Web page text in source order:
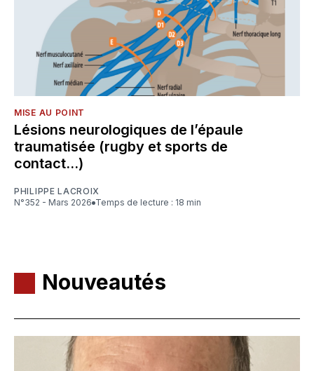
MISE AU POINT
Lésions neurologiques de l’épaule
traumatisée (rugby et sports de
contact…)
PHILIPPE LACROIX
N°352 - Mars 2026
Temps de lecture : 18 min
Nouveautés